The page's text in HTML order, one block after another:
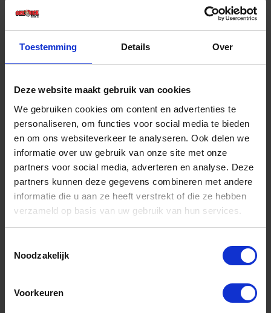
Toestemming Details Over
Deze website maakt gebruik van cookies
We gebruiken cookies om content en advertenties te
personaliseren, om functies voor social media te bieden
en om ons websiteverkeer te analyseren. Ook delen we
informatie over uw gebruik van onze site met onze
partners voor social media, adverteren en analyse. Deze
partners kunnen deze gegevens combineren met andere
informatie die u aan ze heeft verstrekt of die ze hebben
verzameld op basis van uw gebruik van hun services.
Noodzakelijk
Voorkeuren
€ 173,27 incl. BTW
-
Bestel nu!
Niet op voorraad, levertijd 1 tot meerdere werkdagen